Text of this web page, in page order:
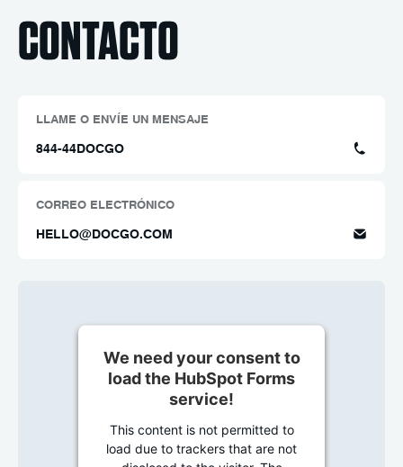
CONTACTO
LLAME O ENVÍE UN MENSAJE
844-44DOCGO
CORREO ELECTRÓNICO
HELLO@DOCGO.COM
We need your consent to
load the HubSpot Forms
service!
This content is not permitted to
load due to trackers that are not